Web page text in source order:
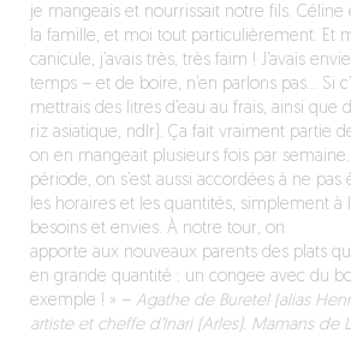
je mangeais et nourrissait notre fils.
la famille, et moi tout particulièrement. Et
canicule, j’avais très, très faim ! J’avais
temps – et de boire, n’en parlons pas… Si
mettrais des litres d’eau au frais, ainsi que
riz asiatique, ndlr). Ça fait vraiment partie
on en mangeait plusieurs fois par
période, on s’est aussi accordées à ne
les horaires et les quantités, simplement à
besoins et envies. À notre tour, on
apporte aux nouveaux parents des plats
en grande quantité : un congee avec du
exemple ! » – Agathe de Buretel (alias
artiste et cheffe d’Inari (Arles). Mamans de